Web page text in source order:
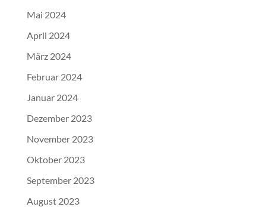
Mai 2024
April 2024
März 2024
Februar 2024
Januar 2024
Dezember 2023
November 2023
Oktober 2023
September 2023
August 2023